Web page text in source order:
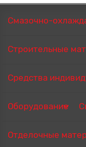
Смазочно-
Строительные
Средства
Оборудование
Отделочные